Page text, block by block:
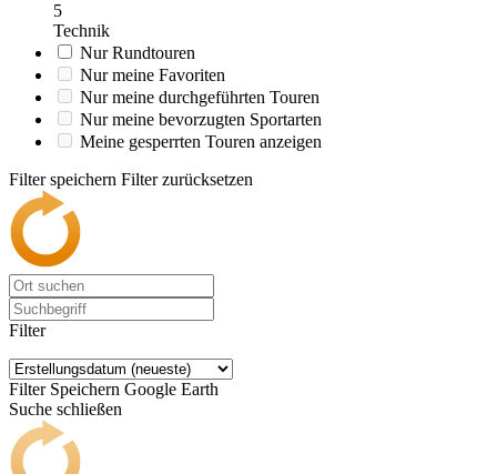
5
Technik
Nur Rundtouren
Nur meine Favoriten
Nur meine durchgeführten Touren
Nur meine bevorzugten Sportarten
Meine gesperrten Touren anzeigen
Filter speichern Filter zurücksetzen
Filter
Filter Speichern Google Earth
Suche schließen